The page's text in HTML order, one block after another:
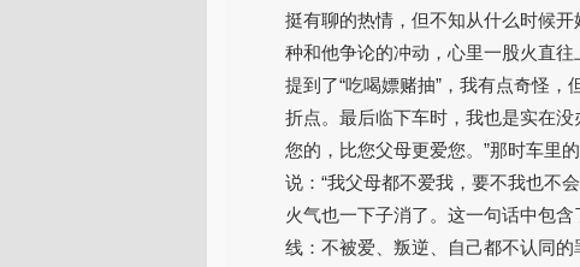
挺有聊的热情，但不知从什么时候
种和他争论的冲动，心里一股火直
提到了“吃喝嫖赌抽”，我有点奇怪，
折点。最后临下车时，我也是实在
您的，比您父母更爱您。”那时车里
说：“我父母都不爱我，要不我也不
火气也一下子消了。这一句话中包
线：不被爱、叛逆、自己都不认同